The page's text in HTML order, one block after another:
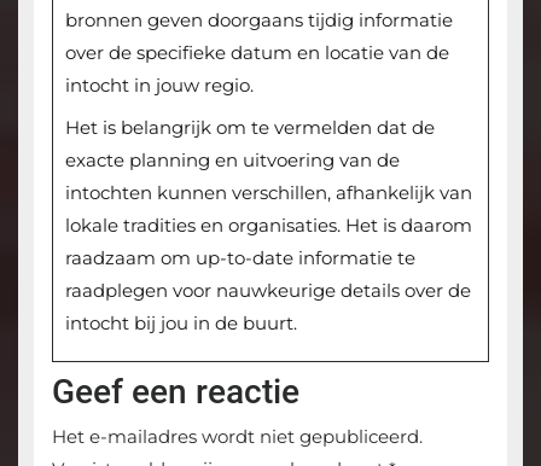
bronnen geven doorgaans tijdig informatie
over de specifieke datum en locatie van de
intocht in jouw regio.
Het is belangrijk om te vermelden dat de
exacte planning en uitvoering van de
intochten kunnen verschillen, afhankelijk van
lokale tradities en organisaties. Het is daarom
raadzaam om up-to-date informatie te
raadplegen voor nauwkeurige details over de
intocht bij jou in de buurt.
Geef een reactie
Het e-mailadres wordt niet gepubliceerd.